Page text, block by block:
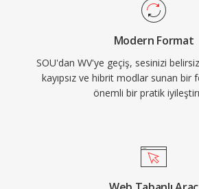
çok sayıda başka araca entegre
WavPack ayrıca APEv2 etiketleri,
sheet&#039;ler ve ReplayGain
aracılığıyla zengin üst veri
titiz müzik kütüphanesinin bile
Modern Format
SOU'dan WV'ye geçiş, sesinizi
kayıpsız ve hibrit modlar sunan
önemli bir pratik